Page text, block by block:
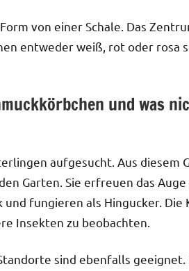
von einer Schale. Das
entweder weiß, rot oder rosa
und was
aufgesucht. Aus diesem
Garten. Sie erfreuen das
fungieren als Hingucker. Die
Insekten zu beobachten.
sind ebenfalls geeignet.